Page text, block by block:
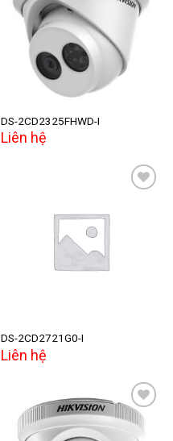
Add to
DS-2CD2325FHWD-I
Liên hệ
DS-2CD2721G0-I
Liên hệ